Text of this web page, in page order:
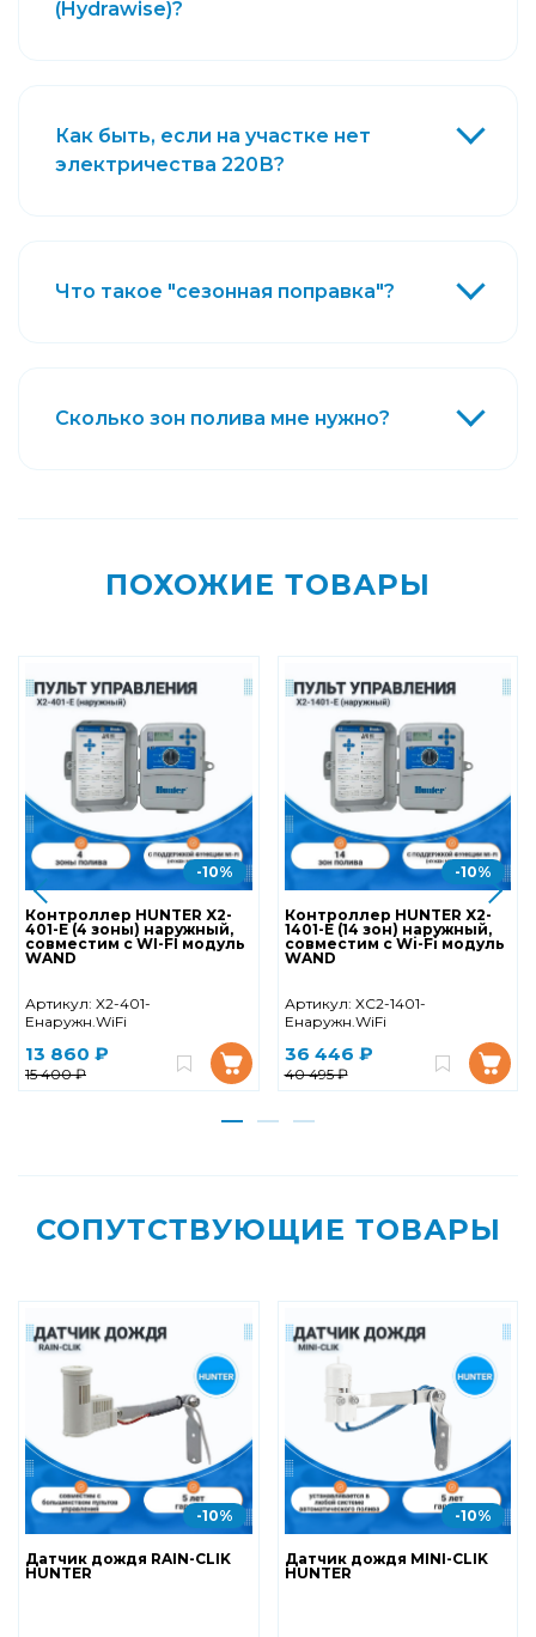
(Hydrawise)?
Как быть, если на участке нет
электричества 220В?
Что такое "сезонная поправка"?
Сколько зон полива мне нужно?
ПОХОЖИЕ ТОВАРЫ
-10%
Контроллер HUNTER X2-
401-E (4 зоны) наружный,
совместим с WI-FI модуль
WAND
Артикул: X2-401-
Eнаружн.WiFi
13 860 ₽
15 400 ₽
-10%
Контроллер HUNTER X2-
1401-E (14 зон) наружный,
совместим с Wi-Fi модуль
WAND
Артикул: XC2-1401-
Eнаружн.WiFi
36 446 ₽
40 495 ₽
СОПУТСТВУЮЩИЕ ТОВАРЫ
-10%
Датчик дождя RAIN-CLIK
HUNTER
-10%
Датчик дождя MINI-CLIK
HUNTER